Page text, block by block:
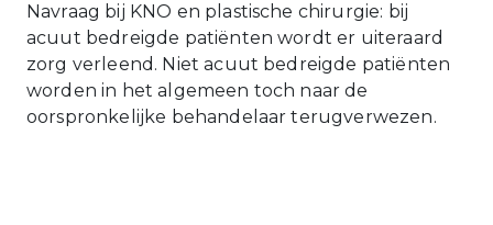
Navraag bij KNO en plastische chirurgie: bij
acuut bedreigde patiënten wordt er uiteraard
zorg verleend. Niet acuut bedreigde patiënten
worden in het algemeen toch naar de
oorspronkelijke behandelaar terugverwezen.